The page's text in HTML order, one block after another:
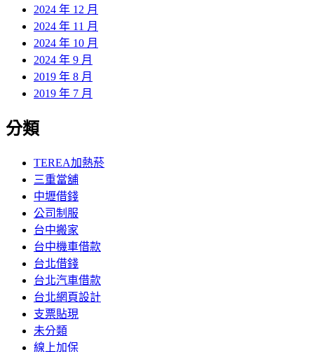
2024 年 12 月
2024 年 11 月
2024 年 10 月
2024 年 9 月
2019 年 8 月
2019 年 7 月
分類
TEREA加熱菸
三重當舖
中壢借錢
公司制服
台中搬家
台中機車借款
台北借錢
台北汽車借款
台北網頁設計
支票貼現
未分類
線上加保